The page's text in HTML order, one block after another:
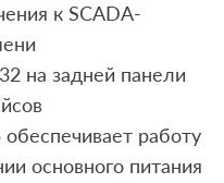
к SCADA-
на задней панели
работу
основного питания